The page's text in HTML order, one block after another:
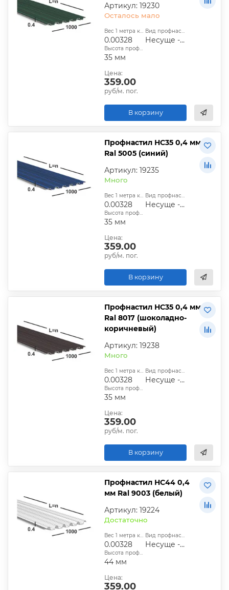
Артикул: 19230
Осталось мало
Вес 1 метра квадратного, т:
0.00328
Вид профнастила:
Несуще - стеновой
Высота профиля:
35 мм
Цена:
359.00
руб/м. пог.
В корзину
Профнастил НС35 0,4 мм
Ral 5005 (синий)
Артикул: 19235
Много
Вес 1 метра квадратного, т:
0.00328
Вид профнастила:
Несуще - стеновой
Высота профиля:
35 мм
Цена:
359.00
руб/м. пог.
В корзину
Профнастил НС35 0,4 мм
Ral 8017 (шоколадно-
коричневый)
Артикул: 19238
Много
Вес 1 метра квадратного, т:
0.00328
Вид профнастила:
Несуще - стеновой
Высота профиля:
35 мм
Цена:
359.00
руб/м. пог.
В корзину
Профнастил НС44 0,4
мм Ral 9003 (белый)
Артикул: 19224
Достаточно
Вес 1 метра квадратного, т:
0.00328
Вид профнастила:
Несуще - стеновой
Высота профиля:
44 мм
Цена:
359.00